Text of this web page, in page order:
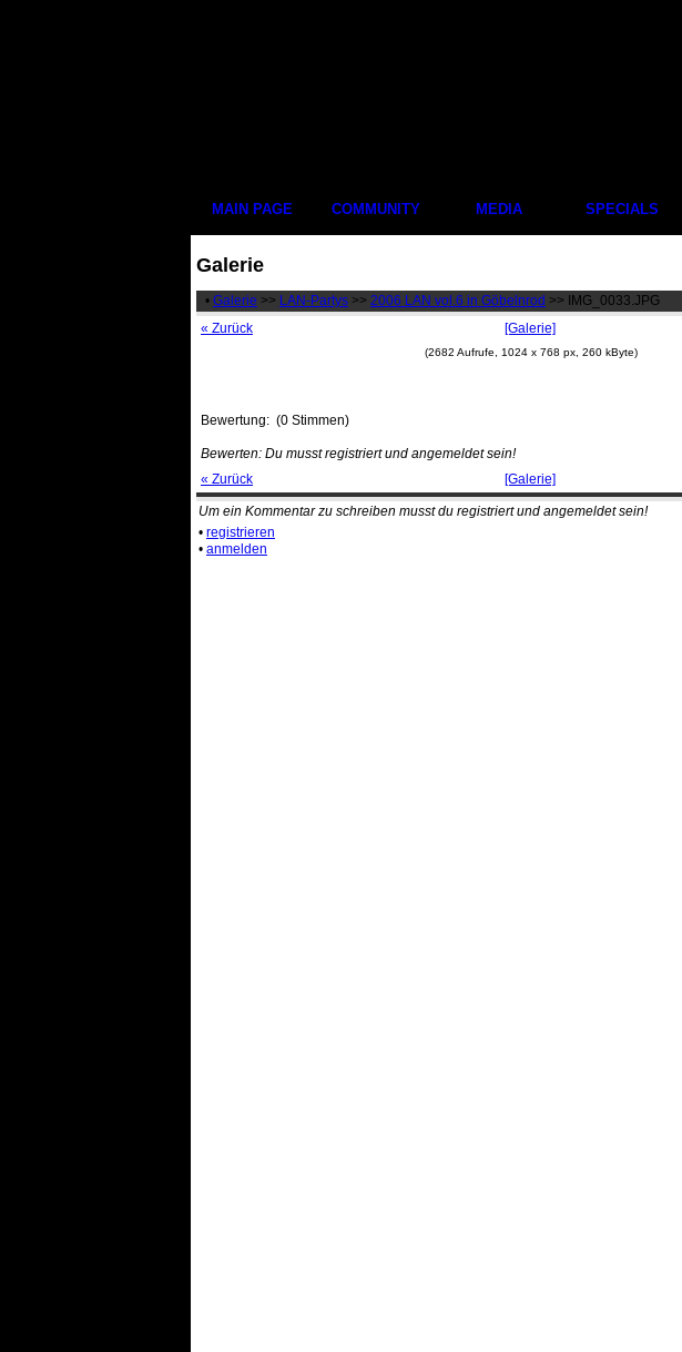
MAIN PAGE COMMUNITY MEDIA SPECIALS
Galerie
• Galerie >> LAN-Partys >> 2006 LAN vol.6 in Göbelnrod >> IMG_0033.JPG
« Zurück
[Galerie]
(2682 Aufrufe, 1024 x 768 px, 260 kByte)
Bewertung: (0 Stimmen)
Bewerten: Du musst registriert und angemeldet sein!
« Zurück
[Galerie]
Um ein Kommentar zu schreiben musst du registriert und angemeldet sein!
• registrieren
• anmelden